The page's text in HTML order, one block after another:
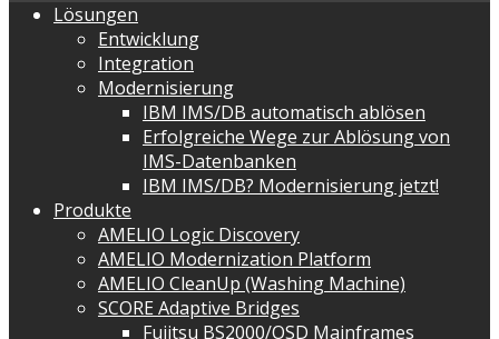
Lösungen
Entwicklung
Integration
Modernisierung
IBM IMS/DB automatisch ablösen
Erfolgreiche Wege zur Ablösung von
IMS-Datenbanken
IBM IMS/DB? Modernisierung jetzt!
Produkte
AMELIO Logic Discovery
AMELIO Modernization Platform
AMELIO CleanUp (Washing Machine)
SCORE Adaptive Bridges
Fujitsu BS2000/OSD Mainframes